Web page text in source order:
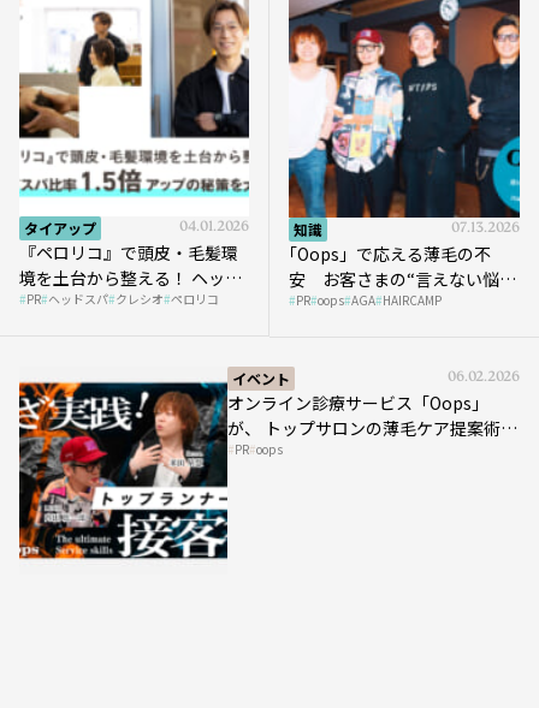
タイアップ 04.01.2026
『ペロリコ』で頭皮・毛髪環
境を土台から整える！ ヘッド
スパ比率1.5倍アップの秘策を
PR ヘッドスパ クレシオ ペロリコ
知識 07.13.2026
｢Oops」で応える薄毛の不
安 お客さまの“言えない悩
み”にどう向き合う？ ＃01
PR oops AGA HAIRCAMP
イベント 06.02.2026
オンライン診療サービス「Oops」
が、 トップサロンの薄毛ケア提案術を
HAIRCAMPで公開！
PR oops